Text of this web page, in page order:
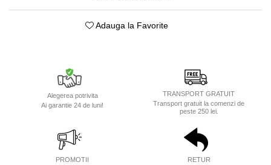
Adauga la Favorite
Alegerea potrivita
Ai garantie 24 de luni!
TRANSPORT GRATUIT
Transport gratuit la comenzi de
peste 250 lei.
PROMOTII
RETUR